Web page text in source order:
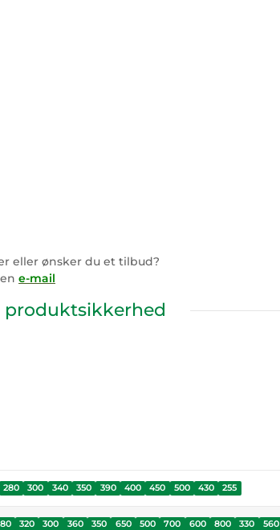
eller ønsker du et tilbud?
e-mail
produktsikkerhed
280 300 340 350 390 400 450 500 430 255
320 300 360 350 650 500 700 600 800 330 560